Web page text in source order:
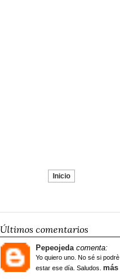
Inicio
Últimos comentarios
Pepeojeda comenta:
Yo quiero uno. No sé si podrè
estar ese día. Saludos. más